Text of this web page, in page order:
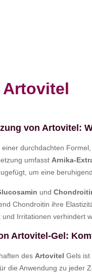
von Artovitel:
einer durchdachten
umfasst Arnika-
um eine
und
Chondroitin ihre
Irritationen verhindert
Artovitel-Gel:
des Artovitel Gels ist
die Anwendung zu jeder